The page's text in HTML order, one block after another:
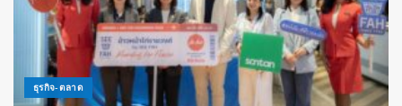
ธุรกิจ-ตลาด